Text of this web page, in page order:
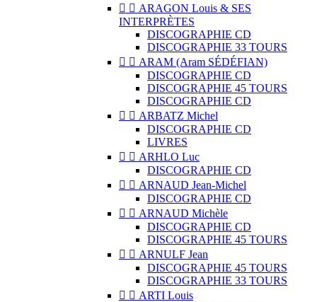
  ARAGON Louis & SES
INTERPRÈTES
DISCOGRAPHIE CD
DISCOGRAPHIE 33 TOURS
  ARAM (Aram SÉDÉFIAN)
DISCOGRAPHIE CD
DISCOGRAPHIE 45 TOURS
DISCOGRAPHIE CD
  ARBATZ Michel
DISCOGRAPHIE CD
LIVRES
  ARHLO Luc
DISCOGRAPHIE CD
  ARNAUD Jean-Michel
DISCOGRAPHIE CD
  ARNAUD Michèle
DISCOGRAPHIE CD
DISCOGRAPHIE 45 TOURS
  ARNULF Jean
DISCOGRAPHIE 45 TOURS
DISCOGRAPHIE 33 TOURS
  ARTI Louis